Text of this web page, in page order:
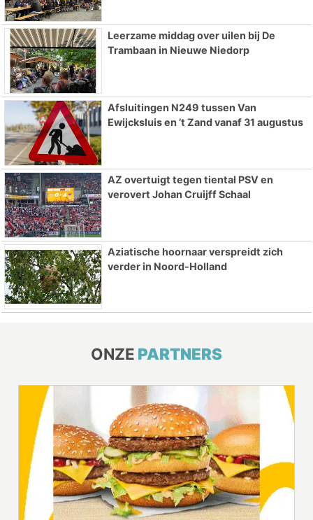
Leerzame middag over uilen bij De
Trambaan in Nieuwe Niedorp
Afsluitingen N249 tussen Van
Ewijcksluis en ’t Zand vanaf 31 augustus
AZ overtuigt tegen tiental PSV en
verovert Johan Cruijff Schaal
Aziatische hoornaar verspreidt zich
verder in Noord-Holland
ONZE PARTNERS